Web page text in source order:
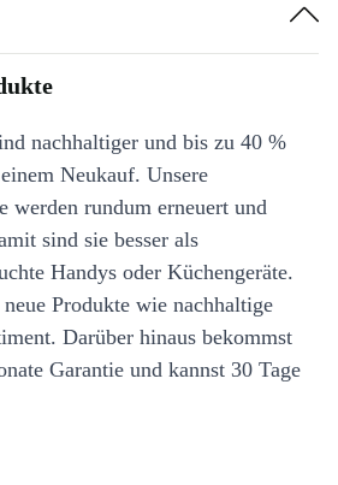
nachhaltiger und bis zu 40 %
Neukauf. Unsere
werden rundum erneuert und
sind sie besser als
Handys oder Küchengeräte.
Produkte wie nachhaltige
Darüber hinaus bekommst
Garantie und kannst 30 Tage